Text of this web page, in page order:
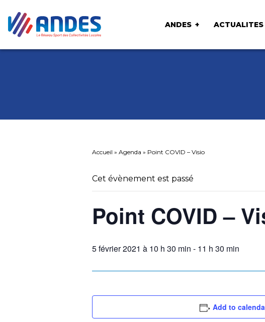
ANDES ACTUALITES
Accueil » Agenda » Point COVID – Visio
Cet évènement est passé
Point COVID –
5 février 2021 à 10 h 30 min - 11 h 30 min
Add to